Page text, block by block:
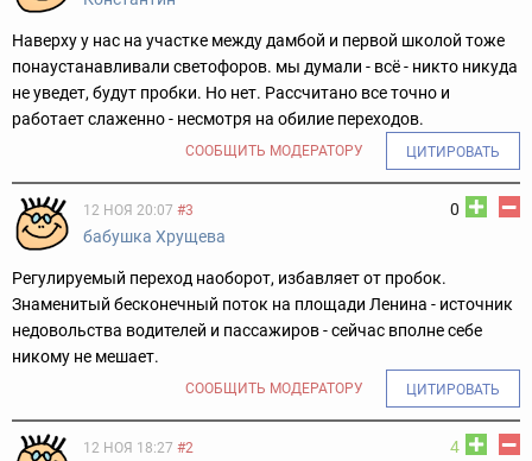
Наверху у нас на участке между дамбой и первой школой тоже
понаустанавливали светофоров. мы думали - всё - никто никуда
не уведет, будут пробки. Но нет. Рассчитано все точно и
работает слаженно - несмотря на обилие переходов.
СООБЩИТЬ МОДЕРАТОРУ ЦИТИРОВАТЬ
0
12 НОЯ 20:07 #3
бабушка Хрущева
Регулируемый переход наоборот, избавляет от пробок.
Знаменитый бесконечный поток на площади Ленина - источник
недовольства водителей и пассажиров - сейчас вполне себе
никому не мешает.
СООБЩИТЬ МОДЕРАТОРУ ЦИТИРОВАТЬ
4
12 НОЯ 18:27 #2